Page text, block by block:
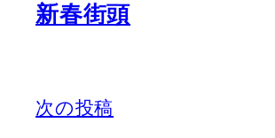
新春街頭
次の投稿